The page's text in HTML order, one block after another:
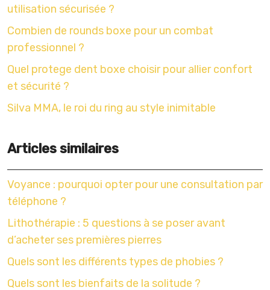
utilisation sécurisée ?
Combien de rounds boxe pour un combat
professionnel ?
Quel protege dent boxe choisir pour allier confort
et sécurité ?
Silva MMA, le roi du ring au style inimitable
Articles similaires
Voyance : pourquoi opter pour une consultation par
téléphone ?
Lithothérapie : 5 questions à se poser avant
d’acheter ses premières pierres
Quels sont les différents types de phobies ?
Quels sont les bienfaits de la solitude ?